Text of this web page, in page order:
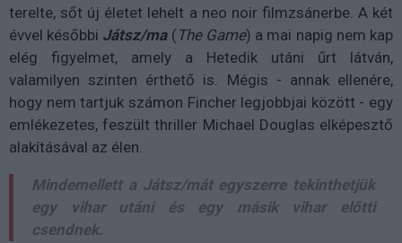
terelte, sőt új életet lehelt a neo noir filmzsánerbe. A két
évvel későbbi Játsz/ma( The Game) a mai napig nem kap
elég figyelmet, amely a Hetedik utáni űrt látván,
valamilyen szinten érthető is. Mégis - annak ellenére,
hogy nem tartjuk számon Fincher legjobbjai között - egy
emlékezetes, feszült thriller Michael Douglas elképesztő
alakításával az élen.
Mindemellett a Játsz/mátegyszerre tekinthetjük
egy vihar utáni és egy másik vihar előtti
csendnek.